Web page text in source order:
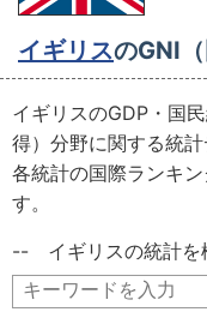
イギリスのGNI
イギリスのGDP・国
得）分野に関する統
各統計の国際ランキ
す。
-- イギリスの統計